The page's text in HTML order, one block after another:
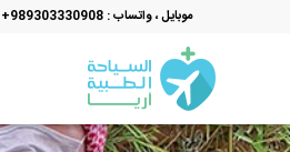
موبایل ، واتساب : 989303330908+